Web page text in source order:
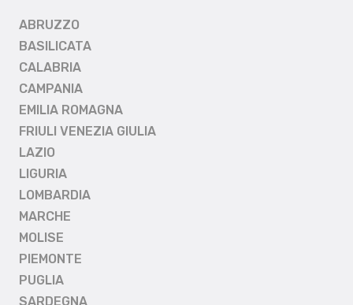
ABRUZZO
BASILICATA
CALABRIA
CAMPANIA
EMILIA ROMAGNA
FRIULI VENEZIA GIULIA
LAZIO
LIGURIA
LOMBARDIA
MARCHE
MOLISE
PIEMONTE
PUGLIA
SARDEGNA